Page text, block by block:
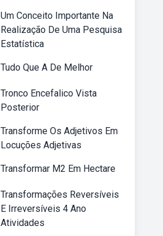
Um Conceito Importante Na
Realização De Uma Pesquisa
Estatística
Tudo Que A De Melhor
Tronco Encefalico Vista
Posterior
Transforme Os Adjetivos Em
Locuções Adjetivas
Transformar M2 Em Hectare
Transformações Reversíveis
E Irreversíveis 4 Ano
Atividades